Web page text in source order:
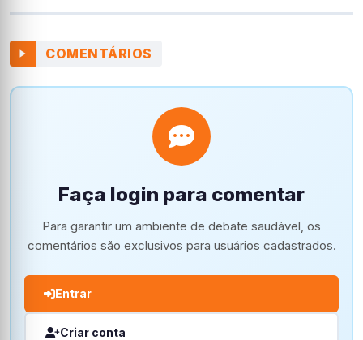
COMENTÁRIOS
Faça login para comentar
Para garantir um ambiente de debate saudável, os
comentários são exclusivos para usuários cadastrados.
Entrar
Criar conta